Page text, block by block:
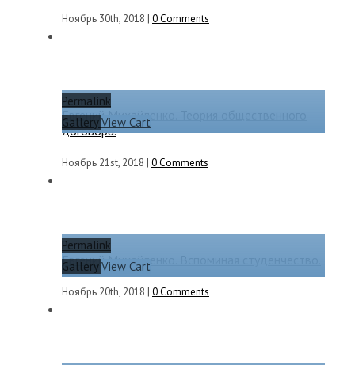
Ноябрь 30th, 2018 | 0 Comments
Permalink
GalleryView Cart
Евгений Михайленко. Теория общественного
договора.
Ноябрь 21st, 2018 | 0 Comments
Permalink
GalleryView Cart
Евгений Михайленко. Вспоминая студенчество.
Ноябрь 20th, 2018 | 0 Comments